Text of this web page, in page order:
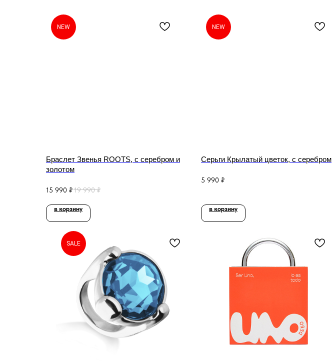
NEW
Браслет Звенья ROOTS, с серебром и
золотом
15 990 ₽19 990 ₽
в корзину
NEW
Серьги Крылатый цветок, с серебром
5 990 ₽
в корзину
SALE